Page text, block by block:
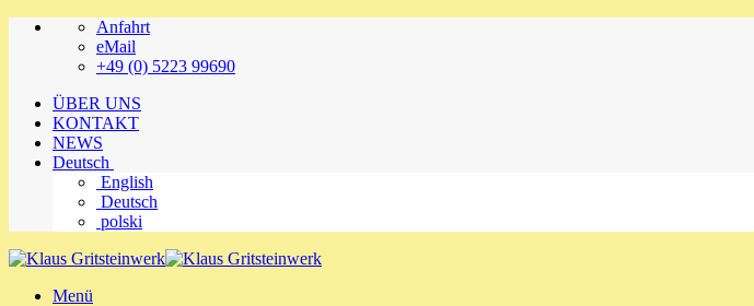
Zum
Anfahrt
eMail
+49 (0) 5223 99690
ÜBER UNS
KONTAKT
NEWS
Deutsch
English
Deutsch
polski
Menü